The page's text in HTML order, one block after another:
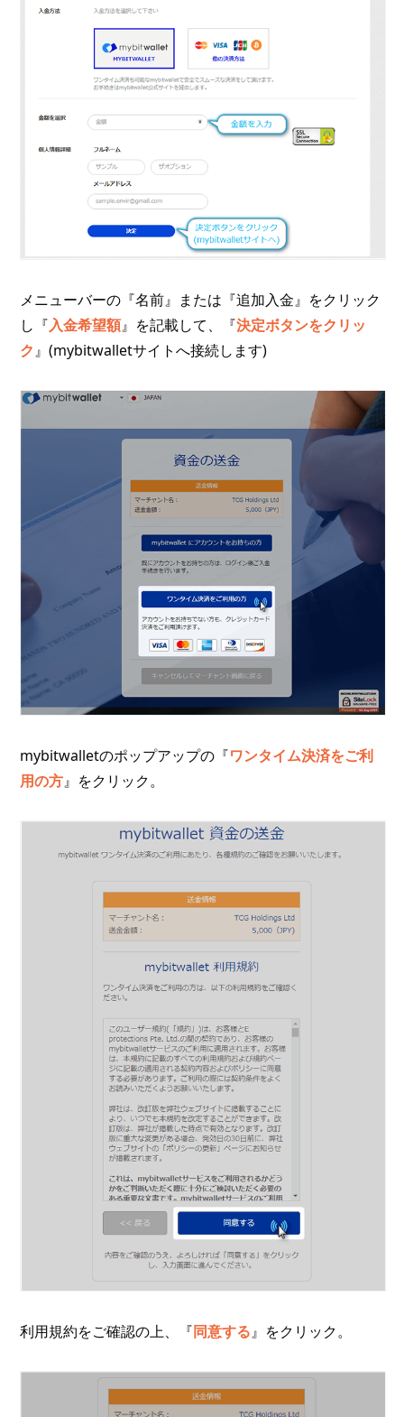
メニューバーの『名前』または『追加入金』をクリック
し『入金希望額』を記載して、『決定ボタンをクリッ
ク』(mybitwalletサイトへ接続します)
mybitwalletのポップアップの『ワンタイム決済をご利
用の方』をクリック。
利用規約をご確認の上、『同意する』をクリック。